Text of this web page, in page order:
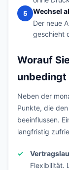
5
Wechsel
Der neue
geschieht
Worauf
Neben der
Punkte, die
beeinflussen.
langfristig
Flexibilität.